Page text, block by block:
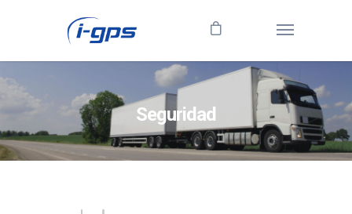
Seguridad